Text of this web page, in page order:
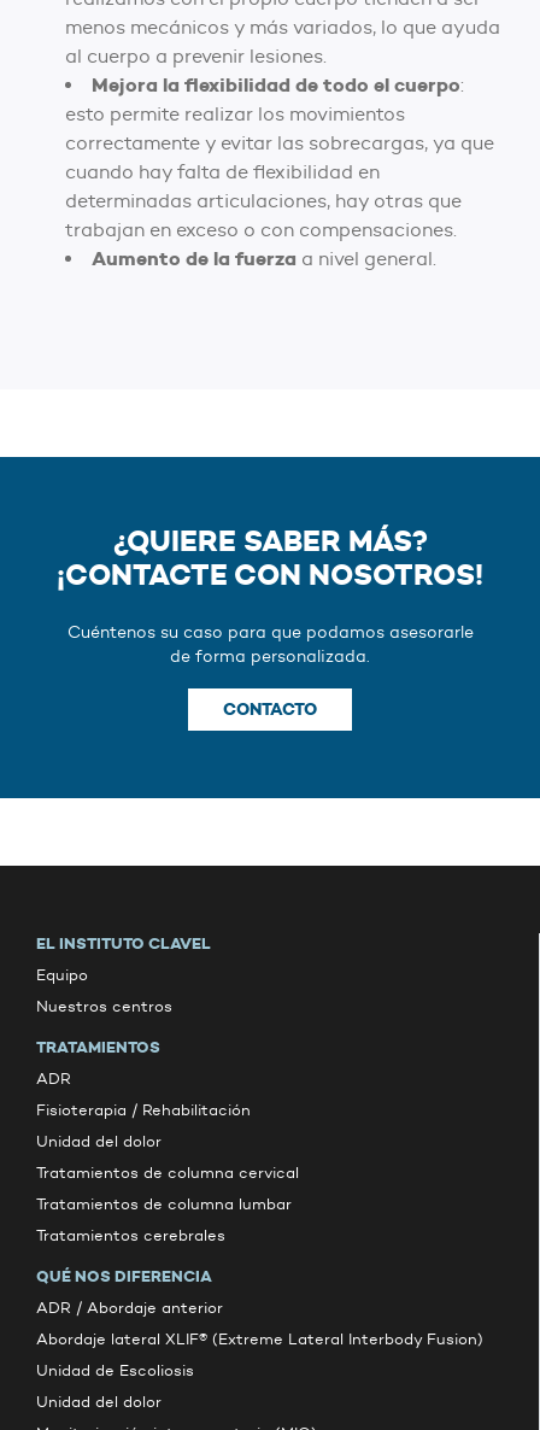
menos mecánicos y más variados, lo que ayuda
al cuerpo a prevenir lesiones.
Mejora la flexibilidad de todo el cuerpo:
esto permite realizar los movimientos
correctamente y evitar las sobrecargas, ya que
cuando hay falta de flexibilidad en
determinadas articulaciones, hay otras que
trabajan en exceso o con compensaciones.
Aumento de la fuerza a nivel general.
¿QUIERE SABER MÁS?
¡CONTACTE CON NOSOTROS!
Cuéntenos su caso para que podamos asesorarle
de forma personalizada.
CONTACTO
EL INSTITUTO CLAVEL
Equipo
Nuestros centros
TRATAMIENTOS
ADR
Fisioterapia / Rehabilitación
Unidad del dolor
Tratamientos de columna cervical
Tratamientos de columna lumbar
Tratamientos cerebrales
QUÉ NOS DIFERENCIA
ADR / Abordaje anterior
Abordaje lateral XLIF® (Extreme Lateral Interbody Fusion)
Unidad de Escoliosis
Unidad del dolor